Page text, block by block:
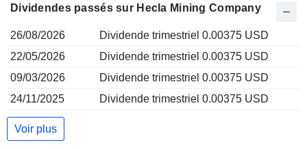
Dividendes passés sur Hecla Mining Company
26/08/2026
Dividende trimestriel 0.00375 USD
22/05/2026
Dividende trimestriel 0.00375 USD
09/03/2026
Dividende trimestriel 0.00375 USD
24/11/2025
Dividende trimestriel 0.00375 USD
Voir plus